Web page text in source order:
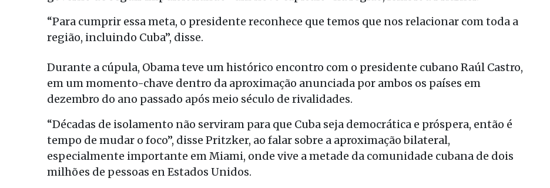
“Para cumprir essa meta, o presidente reconhece que temos que nos relacionar com toda a
região, incluindo Cuba”, disse.
Durante a cúpula, Obama teve um histórico encontro com o presidente cubano Raúl Castro,
em um momento-chave dentro da aproximação anunciada por ambos os países em
dezembro do ano passado após meio século de rivalidades.
“Décadas de isolamento não serviram para que Cuba seja democrática e próspera, então é
tempo de mudar o foco”, disse Pritzker, ao falar sobre a aproximação bilateral,
especialmente importante em Miami, onde vive a metade da comunidade cubana de dois
milhões de pessoas en Estados Unidos.